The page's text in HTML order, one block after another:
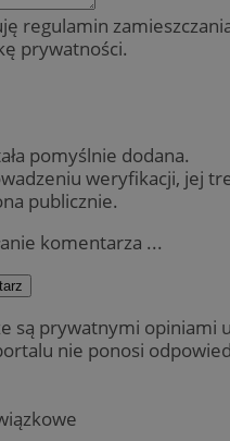
regulamin
prywatności.
pomyślnie dodana.
weryfikacji, jej
publicznie.
komentarza ...
są prywatnymi opiniami
nie ponosi